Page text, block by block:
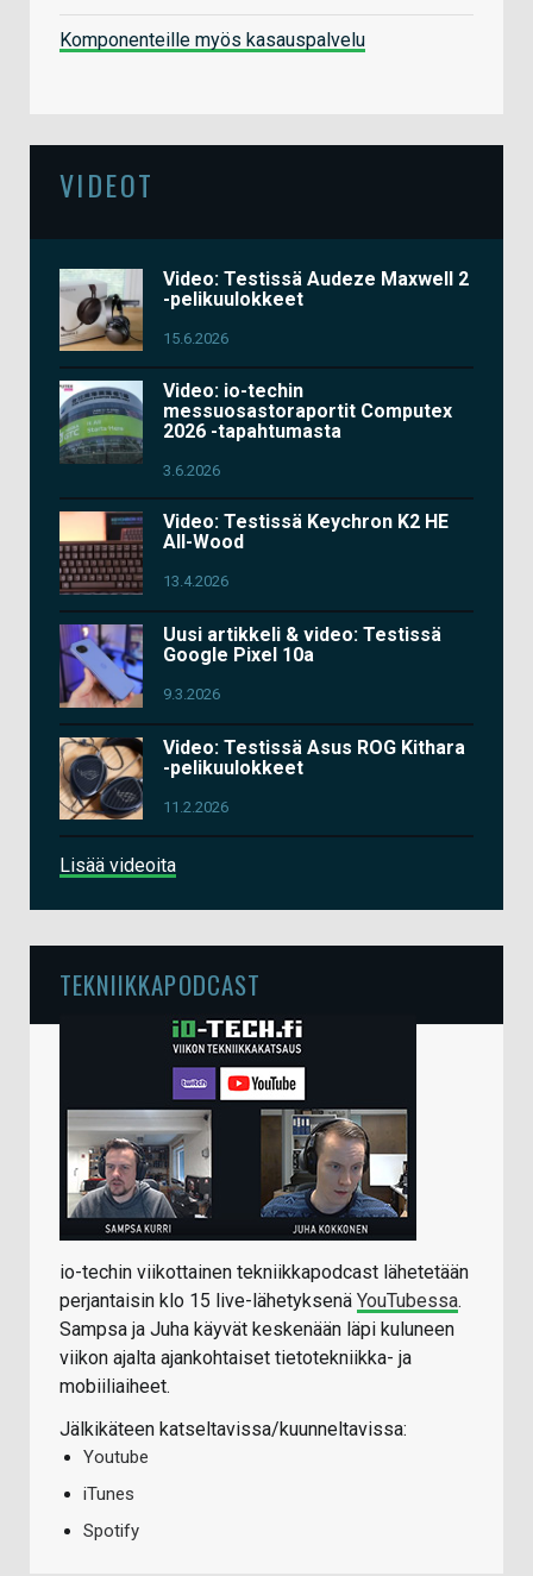
Komponenteille myös kasauspalvelu
VIDEOT
Video: Testissä Audeze Maxwell 2
-pelikuulokkeet
15.6.2026
Video: io-techin
messuosastoraportit Computex
2026 -tapahtumasta
3.6.2026
Video: Testissä Keychron K2 HE
All-Wood
13.4.2026
Uusi artikkeli & video: Testissä
Google Pixel 10a
9.3.2026
Video: Testissä Asus ROG Kithara
-pelikuulokkeet
11.2.2026
Lisää videoita
TEKNIIKKAPODCAST
io-techin viikottainen tekniikkapodcast lähetetään
perjantaisin klo 15 live-lähetyksenä YouTubessa.
Sampsa ja Juha käyvät keskenään läpi kuluneen
viikon ajalta ajankohtaiset tietotekniikka- ja
mobiiliaiheet.
Jälkikäteen katseltavissa/kuunneltavissa:
Youtube
iTunes
Spotify